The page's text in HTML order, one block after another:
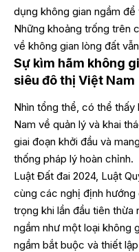
dụng không gian ngầm để
Những khoảng trống trên
về không gian lòng đất
Sự kìm hãm không
siêu đô thị Việt Nam
Nhìn tổng thể, có thể thấy
Nam về quản lý và khai
giai đoạn khởi đầu và
thống pháp lý hoàn chỉnh.
Luật Đất đai 2024, Luật
cùng các nghị định hướng
trọng khi lần đầu tiên thừa
ngầm như một loại không
ngầm bắt buộc và thiết